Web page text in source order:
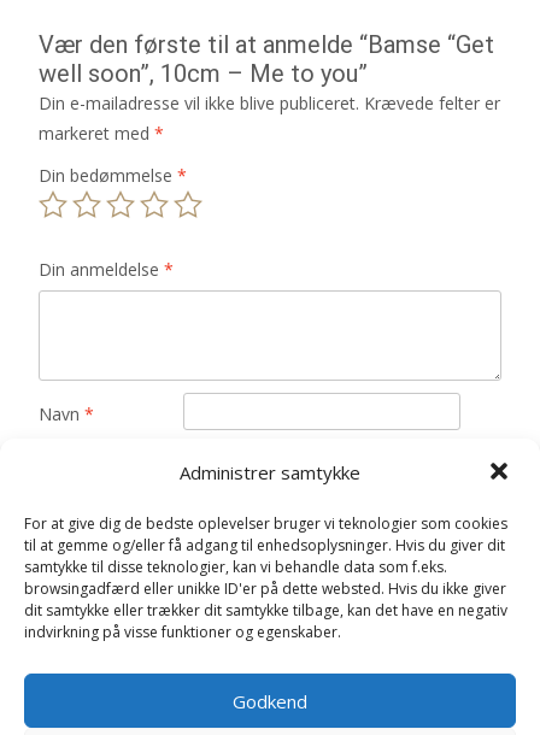
Administrer samtykke
For at give dig de bedste oplevelser bruger vi teknologier som cookies
til at gemme og/eller få adgang til enhedsoplysninger. Hvis du giver dit
samtykke til disse teknologier, kan vi behandle data som f.eks.
browsingadfærd eller unikke ID'er på dette websted. Hvis du ikke giver
dit samtykke eller trækker dit samtykke tilbage, kan det have en negativ
indvirkning på visse funktioner og egenskaber.
Godkend
Vær den første til at anmelde “Bamse “Get
well soon”, 10cm – Me to you”
Din e-mailadresse vil ikke blive publiceret. Krævede felter er
markeret med *
Din bedømmelse *
Din anmeldelse *
Navn *
Gem mit navn, mail og websted i denne browser til
næste gang jeg kommenterer.
Relaterede varer